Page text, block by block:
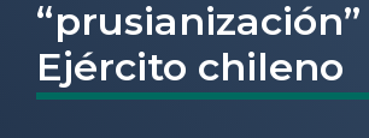
Ejército chileno